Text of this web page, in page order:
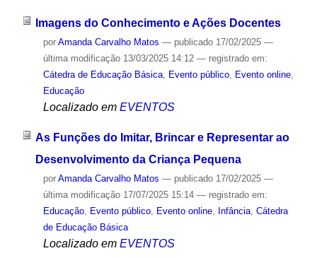
Imagens do Conhecimento e Ações Docentes
por Amanda Carvalho Matos — publicado17/02/2025 —
última modificação13/03/2025 14:12 — registrado em:
Cátedra de Educação Básica, Evento público, Evento online,
Educação
Localizado em EVENTOS
As Funções do Imitar, Brincar e Representar ao
Desenvolvimento da Criança Pequena
por Amanda Carvalho Matos — publicado17/02/2025 —
última modificação17/07/2025 15:14 — registrado em:
Educação, Evento público, Evento online, Infância, Cátedra
de Educação Básica
Localizado em EVENTOS